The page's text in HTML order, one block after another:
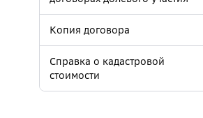
Копия договора
Справка о кадастровой
стоимости